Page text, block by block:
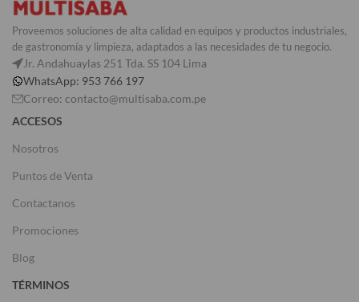
Proveemos soluciones de alta calidad en equipos y productos industriales,
de gastronomía y limpieza, adaptados a las necesidades de tu negocio.
Jr. Andahuaylas 251 Tda. SS 104 Lima
WhatsApp: 953 766 197
Correo: contacto@multisaba.com.pe
ACCESOS
Nosotros
Puntos de Venta
Contactanos
Promociones
Blog
TÉRMINOS